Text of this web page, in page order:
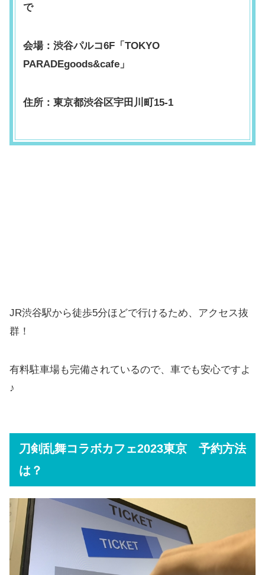
で
会場：渋谷パルコ6F「TOKYO
PARADEgoods&cafe」
住所：東京都渋谷区宇田川町15-1
JR渋谷駅から徒歩5分ほどで行けるため、アクセス抜
群！
有料駐車場も完備されているので、車でも安心ですよ
♪
刀剣乱舞コラボカフェ2023東京 予約方法
は？